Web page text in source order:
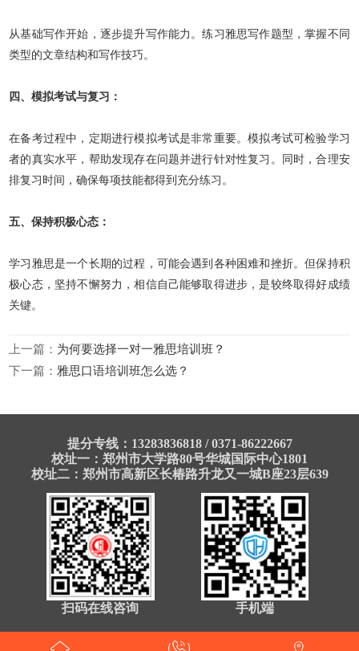
从基础写作开始，逐步提升写作能力。练习雅思写作题型，掌握不同
类型的文章结构和写作技巧。
四、模拟考试与复习：
在备考过程中，定期进行模拟考试是非常重要。模拟考试可检验学习
者的真实水平，帮助发现存在问题并进行针对性复习。同时，合理安
排复习时间，确保每项技能都得到充分练习。
五、保持积极心态：
学习雅思是一个长期的过程，可能会遇到各种困难和挫折。但保持积
极心态，坚持不懈努力，相信自己能够取得进步，是较终取得好成绩
关键。
上一篇： 为何要选择一对一雅思培训班？
下一篇：雅思口语培训班怎么选？
提分专线：13283836818 / 0371-86222667
校址一：郑州市大学路80号华城国际中心1801
校址二：郑州市高新区长椿路升龙又一城B座23层639
扫码在线咨询 手机端